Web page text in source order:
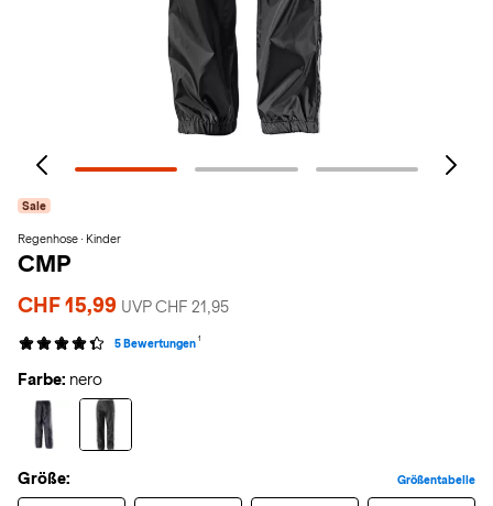
Sale
Regenhose · Kinder
CMP
CHF 15,99 UVP CHF 21,95
5 Bewertungen 1
Farbe: nero
Größe: Größentabelle